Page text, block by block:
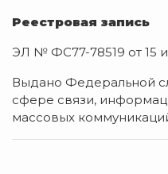
Реестровая запись
ЭЛ № ФС77-78519 от 15
Выдано Федеральной
сфере связи,
массовых